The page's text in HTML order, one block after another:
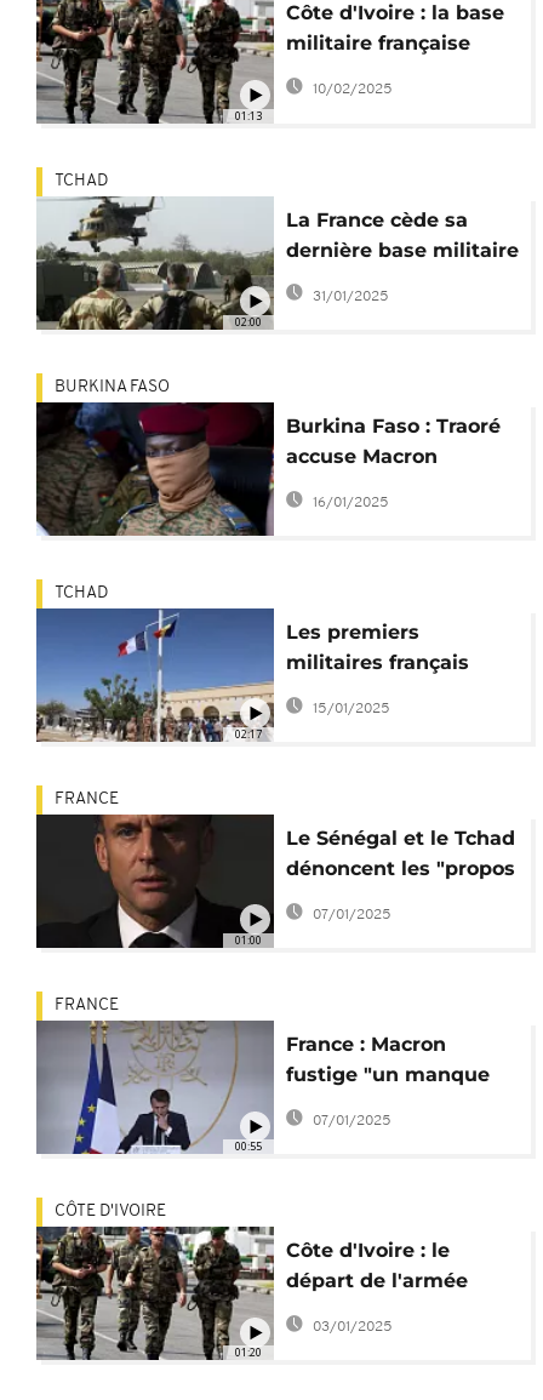
01:13
Côte d'Ivoire : la base
militaire française
rétrocédée le 20
10/02/2025
02:00
TCHAD
La France cède sa
dernière base militaire
au Tchad
31/01/2025
BURKINA FASO
Burkina Faso : Traoré
accuse Macron
"d'insulter l'Afrique
entière"
16/01/2025
02:17
TCHAD
Les premiers
militaires français
quittent le Tchad
15/01/2025
01:00
FRANCE
Le Sénégal et le Tchad
dénoncent les "propos
erronés" d'Emmanuel
Macron
07/01/2025
00:55
FRANCE
France : Macron
fustige "un manque
de gratitude" des
dirigeants africains
07/01/2025
01:20
CÔTE D'IVOIRE
Côte d'Ivoire : le
départ de l'armée
française, une décision
03/01/2025